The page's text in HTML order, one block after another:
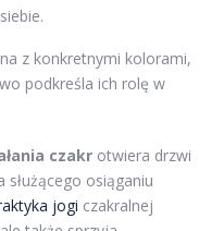
z konkretnymi kolorami,
podkreśla ich rolę w
czakr otwiera drzwi
osiąganiu
jogi czakralnej